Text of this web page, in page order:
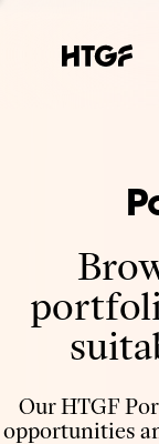
Our HTGF
opportunities